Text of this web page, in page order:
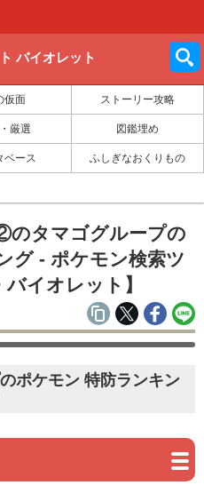
バイオレット
仮面 ストーリー攻略
厳選 図鑑埋め
ベース ふしぎなおくりもの
のタマゴグループの
グ - ポケモン検索ツ
イオレット】
ポケモン 特防ランキン